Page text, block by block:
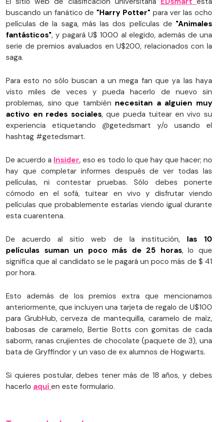
buscando un fanático de "Harry Potter" para ver las ocho
películas de la saga, más las dos películas de "Animales
fantásticos", y pagará U$ 1000 al elegido, además de una
serie de premios avaluados en U$200, relacionados con la
saga.
Para esto no sólo buscan a un mega fan que ya las haya
visto miles de veces y pueda hacerlo de nuevo sin
problemas, sino que también necesitan a alguien muy
activo en redes sociales, que pueda tuitear en vivo su
experiencia etiquetando @getedsmart y/o usando el
hashtag #getedsmart.
De acuerdo a Insider, eso es todo lo que hay que hacer; no
hay que completar informes después de ver todas las
películas, ni contestar pruebas. Sólo debes ponerte
cómodo en el sofá, tuitear en vivo y disfrutar viendo
películas que probablemente estarías viendo igual durante
esta cuarentena.
De acuerdo al sitio web de la institución, las 10
películas suman un poco más de 25 horas, lo que
significa que al candidato se le pagará un poco más de $ 41
por hora.
Esto además de los premios extra que mencionamos
anteriormente, que incluyen una tarjeta de regalo de U$100
para GrubHub, cerveza de mantequilla, caramelo de maíz,
babosas de caramelo, Bertie Botts con gomitas de cada
saborm, ranas crujientes de chocolate (paquete de 3), una
bata de Gryffindor y un vaso de ex alumnos de Hogwarts.
Si quieres postular, debes tener más de 18 años, y debes
hacerlo aquí en este formulario.